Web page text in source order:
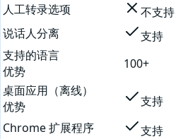
人工转录选项
不支持
说话人分离
支持
支持的语言
优势
100+
桌面应用（离线）
优势
支持
Chrome 扩展程序
支持